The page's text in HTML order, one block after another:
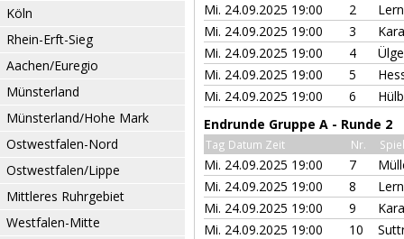
Köln
Rhein-Erft-Sieg
Aachen/Euregio
Münsterland
Münsterland/Hohe Mark
Ostwestfalen-Nord
Ostwestfalen/Lippe
Mittleres Ruhrgebiet
Westfalen-Mitte
Mi. 24.09.2025 19:00
2
Mi. 24.09.2025 19:00
3
Mi. 24.09.2025 19:00
4
Mi. 24.09.2025 19:00
5
Mi. 24.09.2025 19:00
6
Endrunde Gruppe A - Runde 2
Tag Datum Zeit Nr.
Mi. 24.09.2025 19:00 7
Mi. 24.09.2025 19:00
8
Mi. 24.09.2025 19:00
9
Mi. 24.09.2025 19:00
10